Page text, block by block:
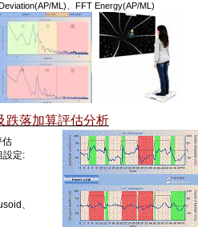
ML) FFT Energy(AP/ML)
跌落加算評估分析
估
設定:
、